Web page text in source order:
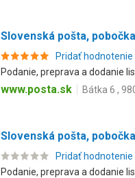
Slovenská pošta,
Pridať hodnotenie
Podanie, preprava a dodanie
www.posta.sk Bátka 6 ,
Slovenská pošta,
Pridať hodnotenie
Podanie, preprava a dodanie